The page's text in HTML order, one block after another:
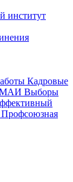
институт
Кадровые
МАИ Выборы
Профсоюзная